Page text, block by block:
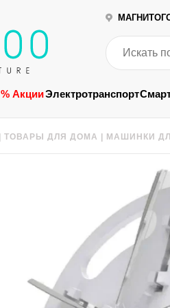
% АкцииЭлектротранспорт
|ТОВАРЫ ДЛЯ ДОМА МАШИНКИ